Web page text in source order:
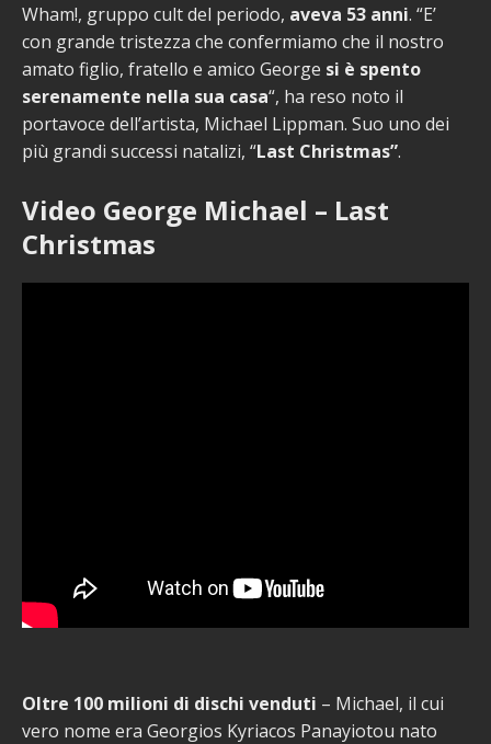
Wham!, gruppo cult del periodo, aveva 53 anni. “E’
con grande tristezza che confermiamo che il nostro
amato figlio, fratello e amico George si è spento
serenamente nella sua casa“, ha reso noto il
portavoce dell’artista, Michael Lippman. Suo uno dei
più grandi successi natalizi, “Last Christmas”.
Video George Michael – Last
Christmas
Oltre 100 milioni di dischi venduti – Michael, il cui
vero nome era Georgios Kyriacos Panayiotou nato